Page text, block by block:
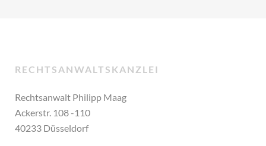
RECHTSANWALTSKANZLEI
Rechtsanwalt Philipp Maag
Ackerstr. 108 -110
40233 Düsseldorf